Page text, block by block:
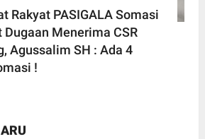
Rakyat PASIGALA Somasi
Menerima CSR
Agussalim SH : Ada 4
!